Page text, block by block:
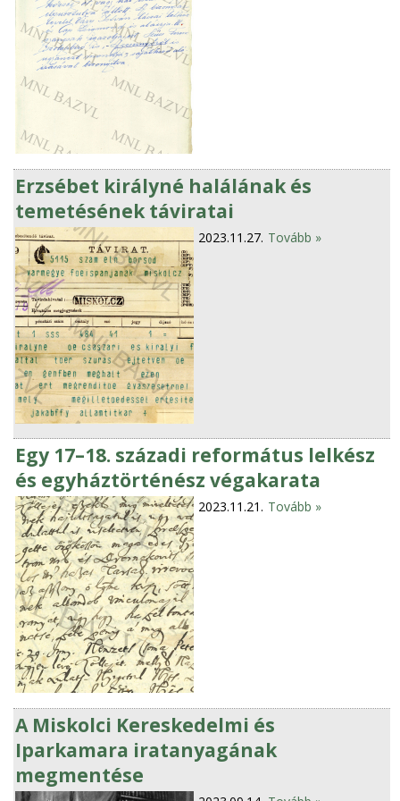
Erzsébet királyné halálának és
temetésének táviratai
2023.11.27. Tovább »
Egy 17–18. századi református lelkész
és egyháztörténész végakarata
2023.11.21. Tovább »
A Miskolci Kereskedelmi és
Iparkamara iratanyagának
megmentése